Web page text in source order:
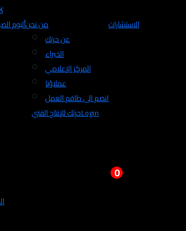
ألبوممن نحن
عن حرتك
الخبراء
المركز الإعلامي
عملاؤنا
انضم الى طاقم العمل
الاستشارات
حرتك للإنتاج الفنيLogin
0